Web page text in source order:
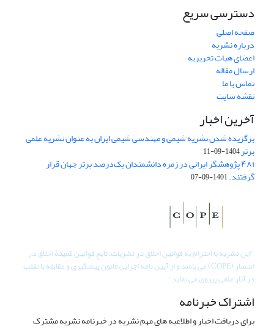
دسترسی سریع
صفحه اصلی
درباره نشریه
اعضای هیات تحریریه
ارسال مقاله
تماس با ما
نقشه سایت
آخرین اخبار
برگزیده شدن نشریه شیمی و مهندسی شیمی ایران به عنوان نشریه علمی
برتر1404-09-11
۴۸۱ پژوهشگر ایرانی در زمره دانشمندان یک‌درصد برتر جهان قرار
گرفتند.1401-09-07
"این نشریه با احترام به قوانین اخلاق در نشریات، تابع قوانین کمیتۀ اخلاق در
انتشار (COPE) می باشد و از آیین نامه اجرایی قانون پیشگیری و مقابله با تقلب
در آثار علمی پیروی می نماید".
اشتراک خبرنامه
برای دریافت اخبار و اطلاعیه های مهم نشریه در خبرنامه نشریه مشترک